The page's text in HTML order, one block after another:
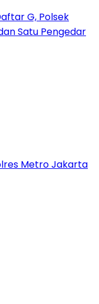
G, Polsek
Satu Pengedar
Metro Jakarta